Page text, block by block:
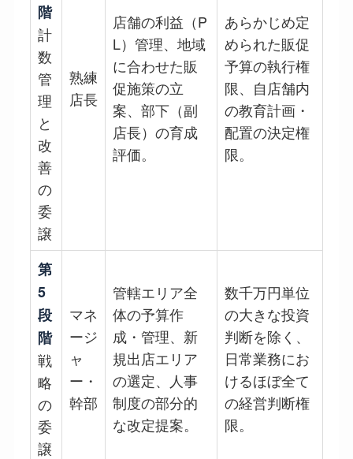
階
計
数
管
理
と
改
善
の
委
譲
熟練
店長
店舗の利益（P
L）管理、地域
に合わせた販
促施策の立
案、部下（副
店長）の育成
評価。
あらかじめ定
められた販促
予算の執行権
限、自店舗内
の教育計画・
配置の決定権
限。
第
5
段
階
戦
略
の
委
譲
マネ
ージ
ャ
ー・
幹部
管轄エリア全
体の予算作
成・管理、新
規出店エリア
の選定、人事
制度の部分的
な改定提案。
数千万円単位
の大きな投資
判断を除く、
日常業務にお
けるほぼ全て
の経営判断権
限。